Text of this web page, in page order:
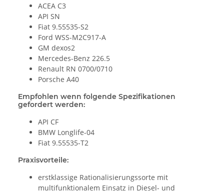
ACEA C3
API SN
Fiat 9.55535-S2
Ford WSS-M2C917-A
GM dexos2
Mercedes-Benz 226.5
Renault RN 0700/0710
Porsche A40
Empfohlen wenn folgende Spezifikationen
gefordert werden:
API CF
BMW Longlife-04
Fiat 9.55535-T2
Praxisvorteile:
erstklassige Rationalisierungssorte mit
multifunktionalem Einsatz in Diesel- und